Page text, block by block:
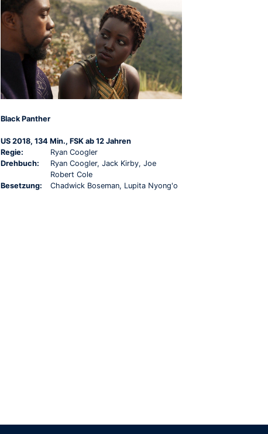
Black Panther
US 2018, 134 Min., FSK ab 12 Jahren
Regie:
Ryan Coogler
Drehbuch:
Ryan Coogler, Jack Kirby, Joe
Robert Cole
Besetzung:
Chadwick Boseman, Lupita Nyong'o